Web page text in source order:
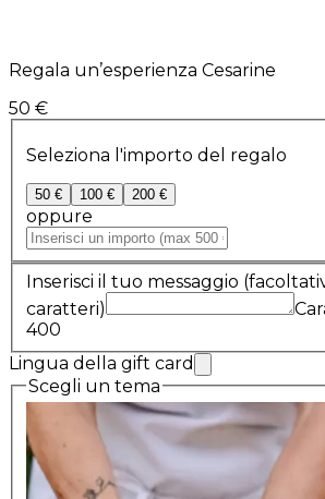
Regala un’esperienza Cesarine
50 €
Seleziona l'importo del regalo
50 € 100 € 200 €
oppure
Inserisci il tuo messaggio
caratteri)
400
Lingua della gift card
Scegli un tema